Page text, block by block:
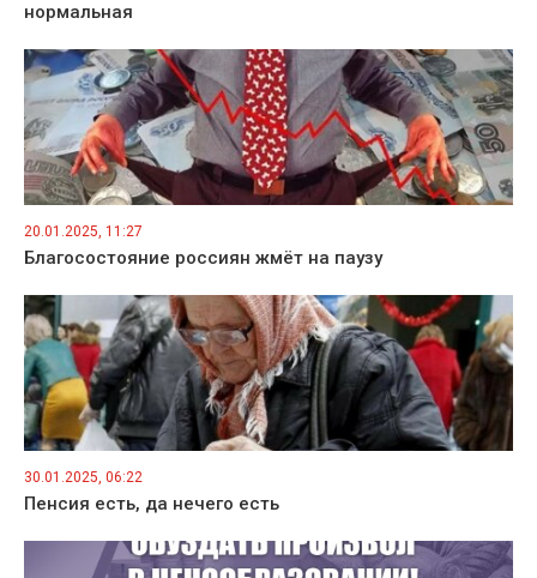
нормальная
20.01.2025, 11:27
Благосостояние россиян жмёт на паузу
30.01.2025, 06:22
Пенсия есть, да нечего есть